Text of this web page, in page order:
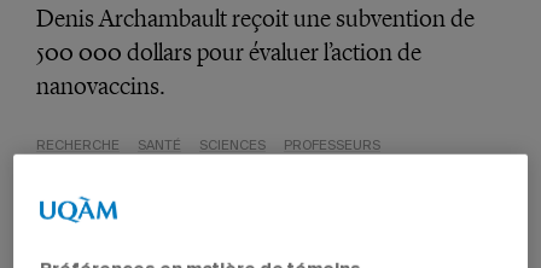
Denis Archambault reçoit une subvention de
500 000 dollars pour évaluer l’action de
nanovaccins.
RECHERCHE SANTÉ SCIENCES PROFESSEURS